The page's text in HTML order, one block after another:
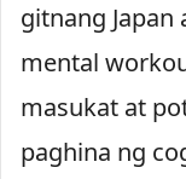
gitnang Japan
mental
masukat at
paghina ng